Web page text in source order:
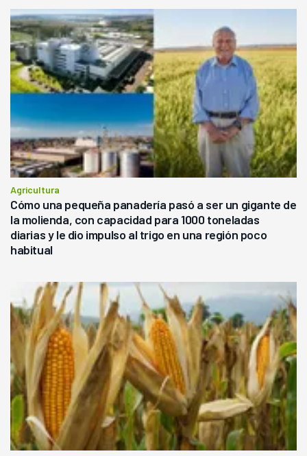
Agricultura
Cómo una pequeña panadería pasó a ser un gigante de
la molienda, con capacidad para 1000 toneladas
diarias y le dio impulso al trigo en una región poco
habitual